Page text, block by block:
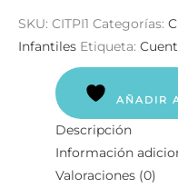
SKU: CITPI1 Categorías:
Infantiles Etiqueta:
AÑADIR
Descripción
Información
Valoraciones (0)